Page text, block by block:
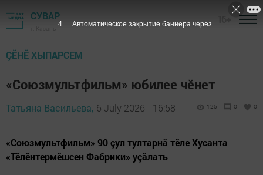
СУВАР
ÇӖНӖ ХЫПАРСЕМ
«Союзмультфильм» юбилее чӗнет
Татьяна Васильева, 6 July 2026 - 16:58 125 0 0
«Союзмультфильм» 90 çул тултарнӑ тӗле Хусанта
«Тӗлӗнтермӗшсен Фабрики» уçӑлать
2 Автоматическое закрытие баннера через